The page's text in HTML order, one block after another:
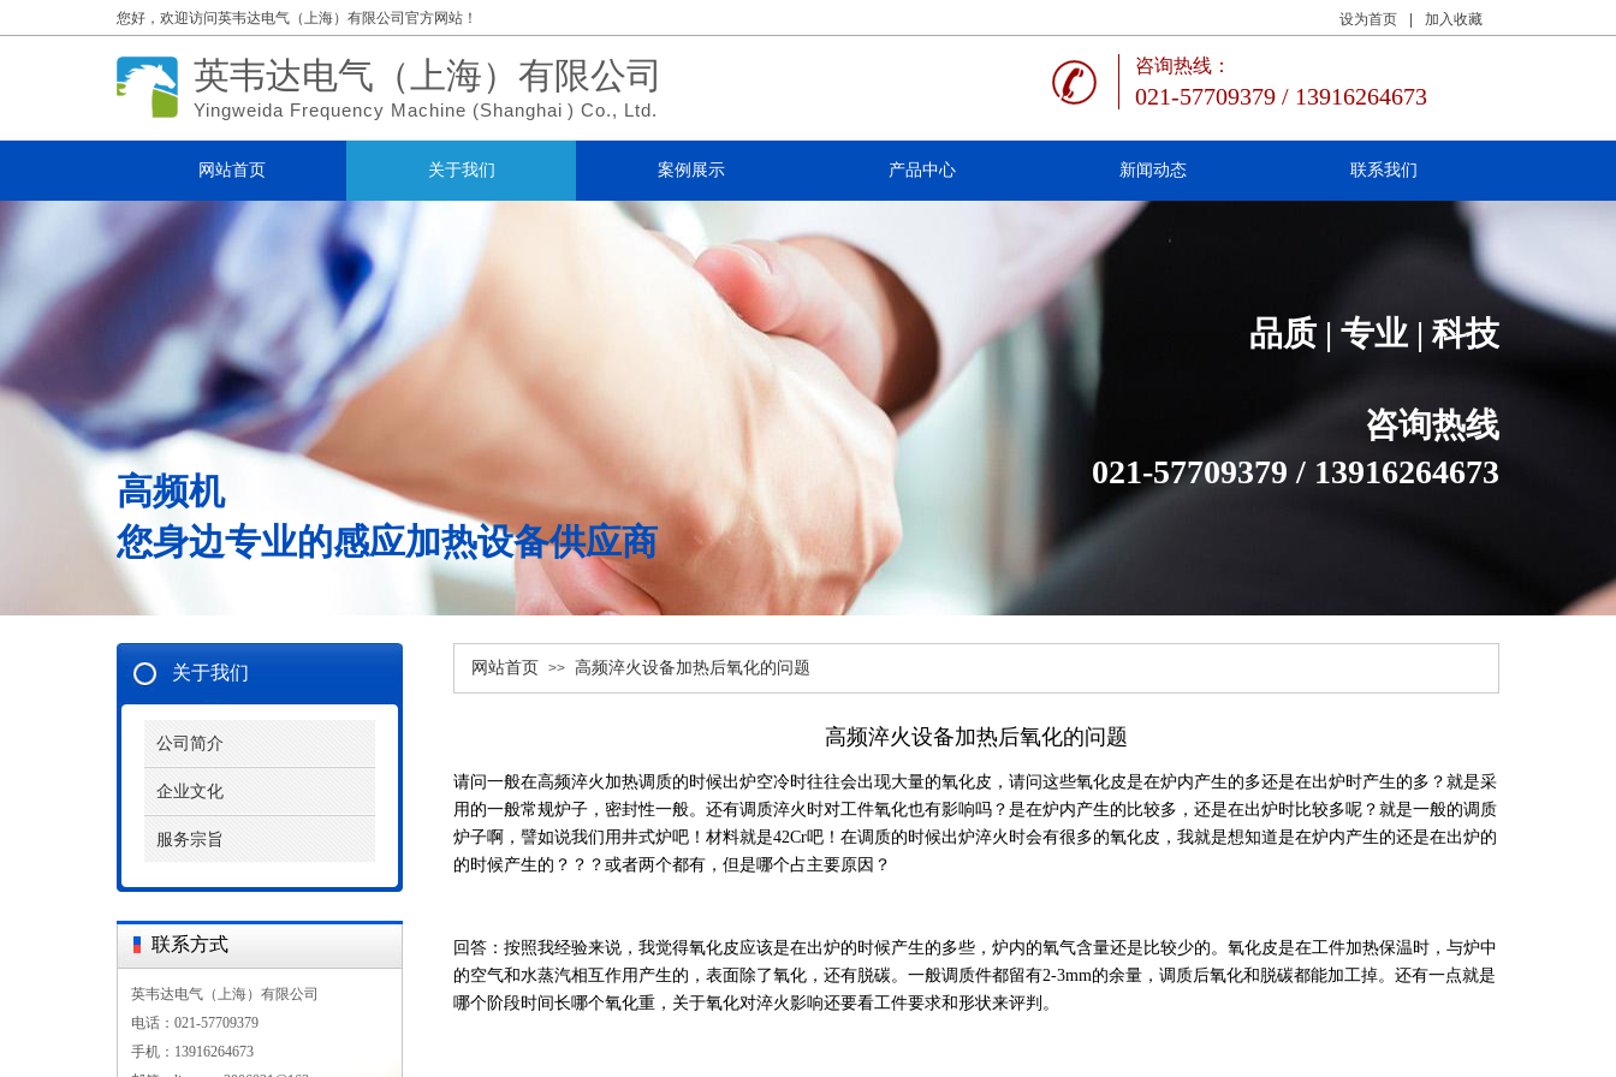
设为首页 加入收藏
网站首页 关于我们 案例展示 产品中心 新闻动态 联系我们
您好，欢迎访问英韦达电气（上海）有限公司官方网站！
咨询热线：
021-57709379 / 13916264673
英韦达电气（上海）有限公司
Yingweida Frequency Machine (Shanghai ) Co., Ltd.
品质 | 专业 | 科技
高频机
您身边专业的感应加热设备供应商
咨询热线
021-57709379 / 13916264673
网站首页 >> 高频淬火设备加热后氧化的问题
关于我们
公司简介
企业文化
服务宗旨
高频淬火设备加热后氧化的问题
请问一般在高频淬火加热调质的时候出炉空冷时往往会出现大量的氧化皮，请问这些氧化皮是在炉内产生的多还是在出炉时产生的多？就是采
用的一般常规炉子，密封性一般。还有调质淬火时对工件氧化也有影响吗？是在炉内产生的比较多，还是在出炉时比较多呢？就是一般的调质
炉子啊，譬如说我们用井式炉吧！材料就是42Cr吧！在调质的时候出炉淬火时会有很多的氧化皮，我就是想知道是在炉内产生的还是在出炉的
的时候产生的？？？或者两个都有，但是哪个占主要原因？
回答：按照我经验来说，我觉得氧化皮应该是在出炉的时候产生的多些，炉内的氧气含量还是比较少的。氧化皮是在工件加热保温时，与炉中
的空气和水蒸汽相互作用产生的，表面除了氧化，还有脱碳。一般调质件都留有2-3mm的余量，调质后氧化和脱碳都能加工掉。还有一点就是
哪个阶段时间长哪个氧化重，关于氧化对淬火影响还要看工件要求和形状来评判。
联系方式
英韦达电气（上海）有限公司
电话：021-57709379
手机：13916264673